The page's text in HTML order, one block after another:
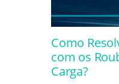
Como
com os
Carga?